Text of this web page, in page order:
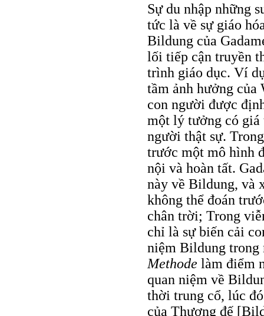
Sự du nhập những
tức là về sự giáo
Bildung của
lối tiếp cận truyền
trình giáo dục. Ví
tầm ảnh hưởng của
con người được
một lý tưởng có giá
người thật sự.
trước một mô hình
nội và hoàn tất.
này về Bildung, và
không thể đoán
chân trời; Trong
chỉ là sự biến cải
niệm Bildung trong
Methode làm điểm
quan niệm về
thời trung cổ, lúc
của Thượng đế